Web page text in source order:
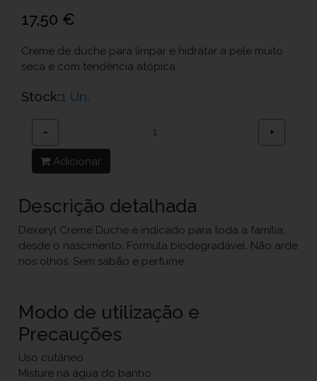
17,50 €
Creme de duche para limpar e hidratar a pele muito
seca e com tendência atópica.
Stock:1 Un.
− +
Adicionar
Descrição detalhada
Dexeryl Creme Duche é indicado para toda a família,
desde o nascimento. Fórmula biodegradável. Não arde
nos olhos. Sem sabão e perfume.
Modo de utilização e
Precauções
Uso cutâneo
Misture na água do banho